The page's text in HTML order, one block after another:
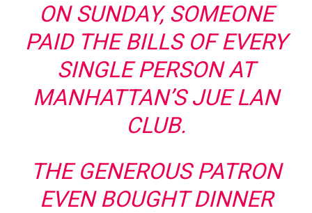
ON SUNDAY, SOMEONE
PAID THE BILLS OF EVERY
SINGLE PERSON AT
MANHATTAN’S JUE LAN
CLUB.
THE GENEROUS PATRON
EVEN BOUGHT DINNER